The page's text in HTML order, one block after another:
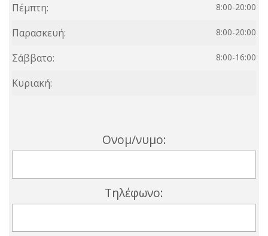
Πέμπτη: 8:00-20:00
Παρασκευή: 8:00-20:00
Σάββατο: 8:00-16:00
Κυριακή:
Ονομ/νυμο:
Τηλέφωνο: